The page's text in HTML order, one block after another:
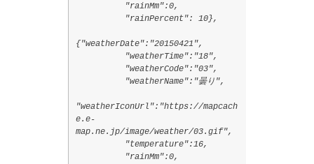
"rainMm":0,
"rainPercent": 10},
{"weatherDate":"20150421",
"weatherTime":"18",
"weatherCode":"03",
"weatherName":"曇り",
"weatherIconUrl":"https://mapcach
e.e-
map.ne.jp/image/weather/03.gif",
"temperature":16,
"rainMm":0,